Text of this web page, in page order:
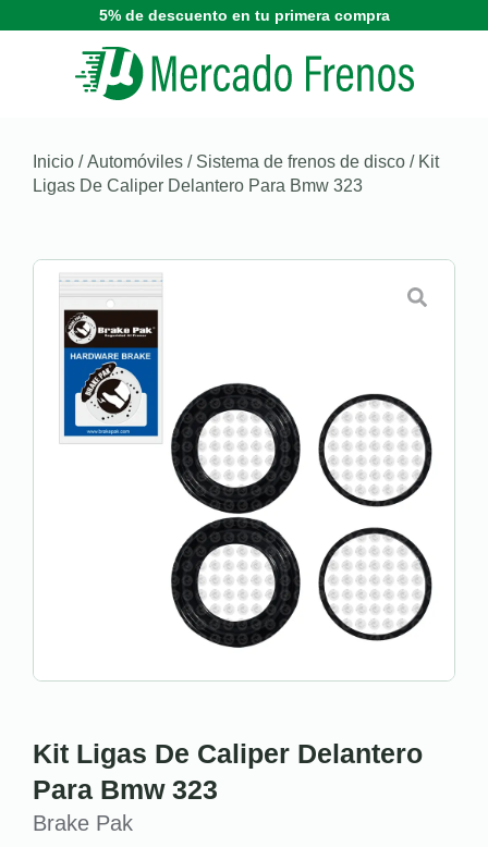
5% de descuento en tu primera compra
Inicio /Automóviles / Sistema de frenos de disco / Kit
Ligas De Caliper Delantero Para Bmw 323
Kit Ligas De Caliper Delantero
Para Bmw 323
Brake Pak